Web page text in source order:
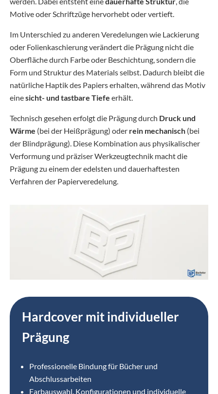
Motive oder Schriftzüge hervorhebt oder vertieft.
Im Unterschied zu anderen Veredelungen wie Lackierung
oder Folienkaschierung verändert die Prägung nicht die
Oberfläche durch Farbe oder Beschichtung, sondern die
Form und Struktur des Materials selbst. Dadurch bleibt die
natürliche Haptik des Papiers erhalten, während das Motiv
einesicht- und tastbare Tiefe erhält.
Technisch gesehen erfolgt die Prägung durch Druck und
Wärme (bei der Heißprägung) oder rein mechanisch (bei
der Blindprägung). Diese Kombination aus physikalischer
Verformung und präziser Werkzeugtechnik macht die
Prägung zu einem der edelsten und dauerhaftesten
Verfahren der Papierveredelung.
Hardcover mit individueller
Prägung
Professionelle Bindung für Bücher und
Abschlussarbeiten
Farbauswahl, Konfigurationen und individuelle